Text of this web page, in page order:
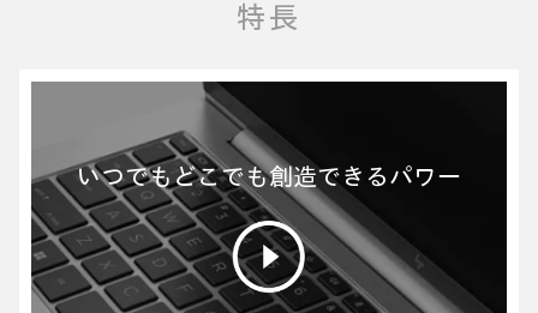
特長
いつでもどこでも創造できるパワー